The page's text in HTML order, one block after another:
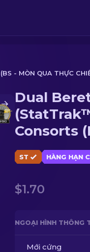
- MÒN QUA THỰC
Dual
Consorts
thực
ST HÀNG HẠN
$1.70
NGOẠI HÌNH THÔNG
Mới cứng